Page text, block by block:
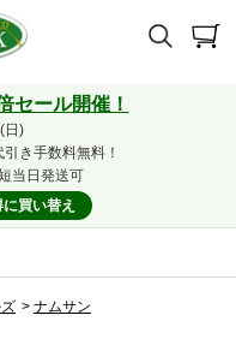
セール開催！
日)
き手数料無料！
当日発送可
買い替え
> ナムサン